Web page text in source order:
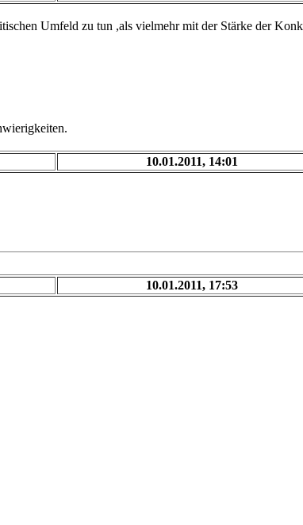
Umfeld zu tun ,als vielmehr mit der Stärke der
10.01.2011, 14:01
10.01.2011, 17:53